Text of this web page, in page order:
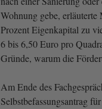
Wohnung gebe,
Prozent Eigenkapital zu
6 bis 6,50 Euro pro
Gründe, warum die
Am Ende des
Selbstbefassungsantrag